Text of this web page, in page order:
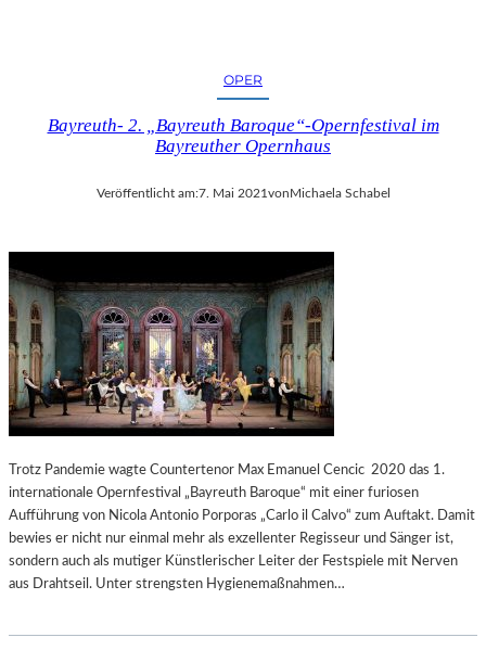
OPER
Bayreuth- 2. „Bayreuth Baroque“-Opernfestival im
Bayreuther Opernhaus
Veröffentlicht am:7. Mai 2021 von Michaela Schabel
Trotz Pandemie wagte Countertenor Max Emanuel Cencic 2020 das 1.
internationale Opernfestival „Bayreuth Baroque“ mit einer furiosen
Aufführung von Nicola Antonio Porporas „Carlo il Calvo“ zum Auftakt. Damit
bewies er nicht nur einmal mehr als exzellenter Regisseur und Sänger ist,
sondern auch als mutiger Künstlerischer Leiter der Festspiele mit Nerven
aus Drahtseil. Unter strengsten Hygienemaßnahmen…